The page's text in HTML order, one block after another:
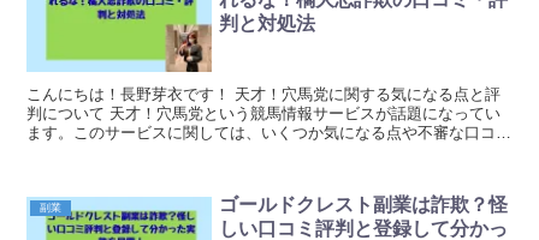
判と対処法
こんにちは！長野芽衣です！ 天才！穴馬党に関する気になる点と評
判について 天才！穴馬党という競馬情報サービスが話題になってい
ます。このサービスに関しては、いくつか気になる点や不審な口コミ
副業
ゴールドクレスト副業は詐欺？怪
しい口コミ評判と登録して分かっ